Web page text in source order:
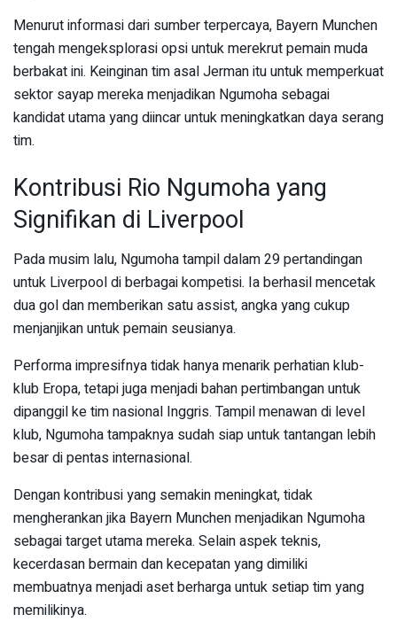
Menurut informasi dari sumber terpercaya, Bayern Munchen
tengah mengeksplorasi opsi untuk merekrut pemain muda
berbakat ini. Keinginan tim asal Jerman itu untuk memperkuat
sektor sayap mereka menjadikan Ngumoha sebagai
kandidat utama yang diincar untuk meningkatkan daya serang
tim.
Kontribusi Rio Ngumoha yang
Signifikan di Liverpool
Pada musim lalu, Ngumoha tampil dalam 29 pertandingan
untuk Liverpool di berbagai kompetisi. Ia berhasil mencetak
dua gol dan memberikan satu assist, angka yang cukup
menjanjikan untuk pemain seusianya.
Performa impresifnya tidak hanya menarik perhatian klub-
klub Eropa, tetapi juga menjadi bahan pertimbangan untuk
dipanggil ke tim nasional Inggris. Tampil menawan di level
klub, Ngumoha tampaknya sudah siap untuk tantangan lebih
besar di pentas internasional.
Dengan kontribusi yang semakin meningkat, tidak
mengherankan jika Bayern Munchen menjadikan Ngumoha
sebagai target utama mereka. Selain aspek teknis,
kecerdasan bermain dan kecepatan yang dimiliki
membuatnya menjadi aset berharga untuk setiap tim yang
memilikinya.